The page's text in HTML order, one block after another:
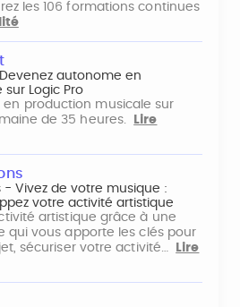
les 106 formations continues
autonome en
Logic Pro
production musicale sur
de 35 heures.
Lire
Vivez de votre musique :
votre activité artistique
artistique grâce à une
qui vous apporte les clés pour
sécuriser votre activité…
Lire